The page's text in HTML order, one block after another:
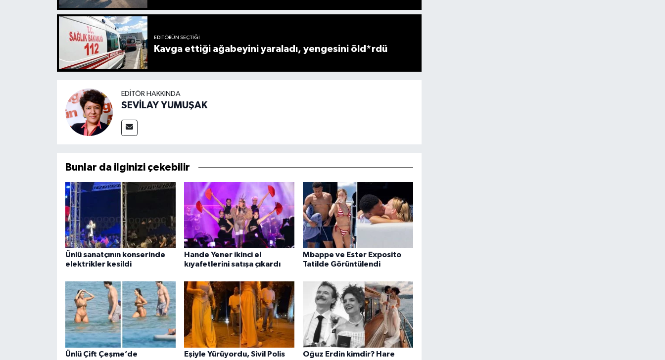
EDITÖRÜN SEÇTIĞI
Kavga ettiği ağabeyini yaraladı, yengesini öld*rdü
EDITÖR HAKKINDA
SEVİLAY YUMUŞAK
Bunlar da ilginizi çekebilir
Ünlü sanatçının konserinde
elektrikler kesildi
Hande Yener ikinci el
kıyafetlerini satışa çıkardı
Mbappe ve Ester Exposito
Tatilde Görüntülendi
Ünlü Çift Çeşme’de
Eşiyle Yürüyordu, Sivil Polis
Oğuz Erdin kimdir? Hare